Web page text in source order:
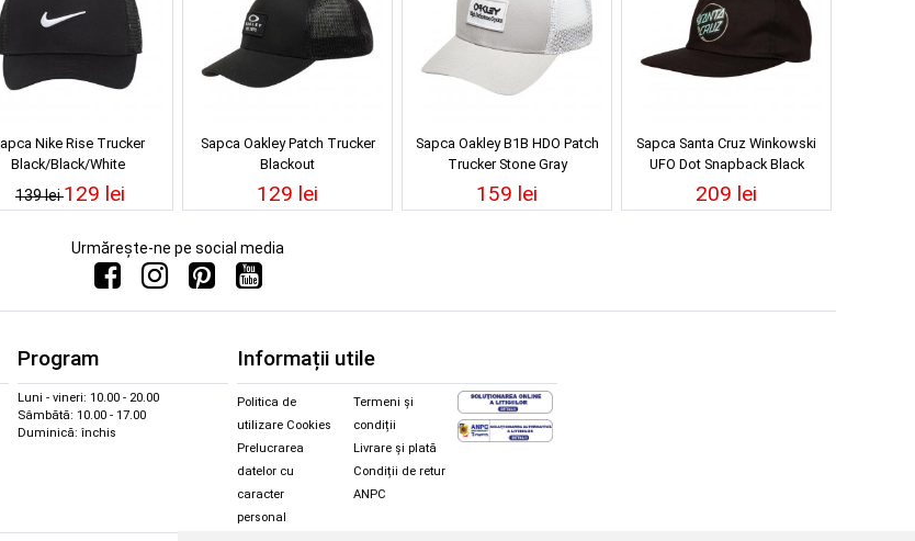
Nike Rise Trucker
Black/Black/White
139 lei129 lei
Sapca Oakley Patch Trucker
Blackout
129 lei
Sapca Oakley B1B HDO Patch
Trucker Stone Gray
159 lei
Sapca Santa Cruz Winkowski
UFO Dot Snapback Black
209 lei
Urmărește-ne pe social media
Program
Luni - vineri: 10.00 - 20.00
Sâmbătă: 10.00 - 17.00
Duminică: închis
Informații utile
Politica de
utilizare Cookies
Prelucrarea
datelor cu
caracter
personal
Termeni și
condiții
Livrare și plată
Condiții de retur
ANPC